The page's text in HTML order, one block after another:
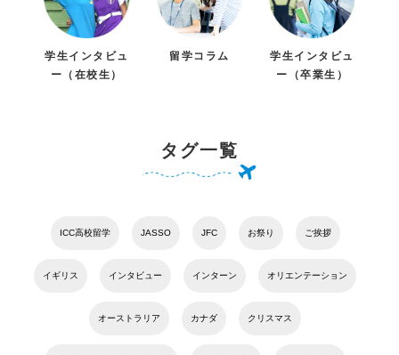
学生インタビュ
ー（在校生）
留学コラム
学生インタビュ
ー（卒業生）
タグ一覧
ICC高校留学 JASSO JFC お祭り ご挨拶
イギリス インタビュー インターン オリエンテーション
オーストラリア カナダ クリスマス